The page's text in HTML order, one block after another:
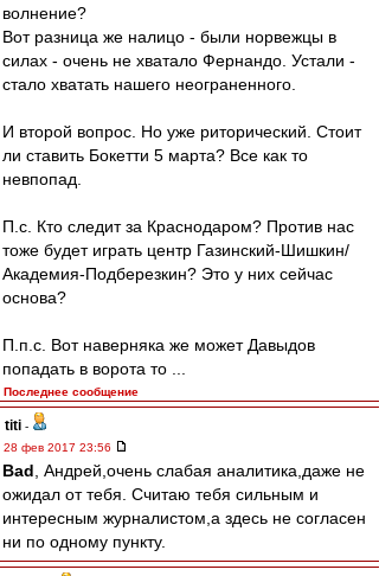
волнение?
Вот разница же налицо - были норвежцы в
силах - очень не хватало Фернандо. Устали -
стало хватать нашего неограненного.
И второй вопрос. Но уже риторический. Стоит
ли ставить Бокетти 5 марта? Все как то
невпопад.
П.с. Кто следит за Краснодаром? Против нас
тоже будет играть центр Газинский-Шишкин/
Академия-Подберезкин? Это у них сейчас
основа?
П.п.с. Вот наверняка же может Давыдов
попадать в ворота то ...
Последнее сообщение
titi -
28 фев 2017 23:56
Bad , Андрей,очень слабая аналитика,даже не
ожидал от тебя. Считаю тебя сильным и
интересным журналистом,а здесь не согласен
ни по одному пункту.